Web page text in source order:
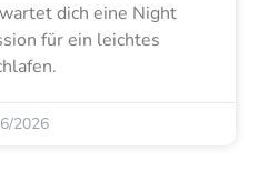
dich eine Night
für ein leichtes
2026